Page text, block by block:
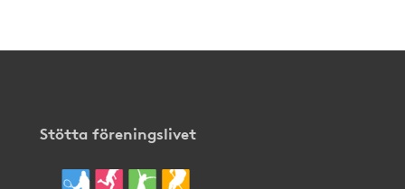
Stötta föreningslivet